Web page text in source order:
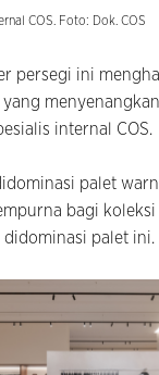
COS. Foto: Dok. COS
persegi ini
internal COS.
palet
bagi
didominasi palet ini.